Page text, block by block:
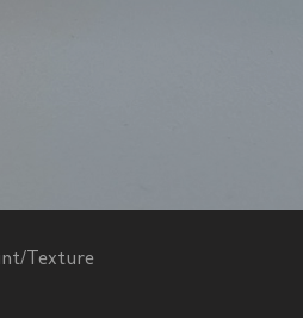
Texture